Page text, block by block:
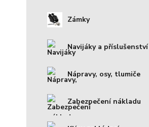
Zámky
Navijáky a příslušenství
Nápravy, osy, tlumiče
Zabezpečení nákladu